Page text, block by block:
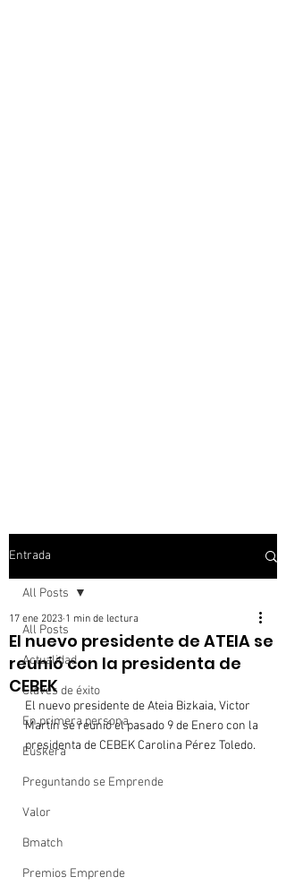
Entrada
All Posts
Actualidad
Claves de éxito
En primera persona
Euskera
Preguntando se Emprende
Valor
Bmatch
Premios Emprende
All Posts
El nuevo presidente de ATEIA se
reunió con la presidenta de
CEBEK
17 ene 2023 1 min de lectura
El nuevo presidente de Ateia Bizkaia, Victor
Martin se reunió el pasado 9 de Enero con la
presidenta de CEBEK Carolina Pérez Toledo.